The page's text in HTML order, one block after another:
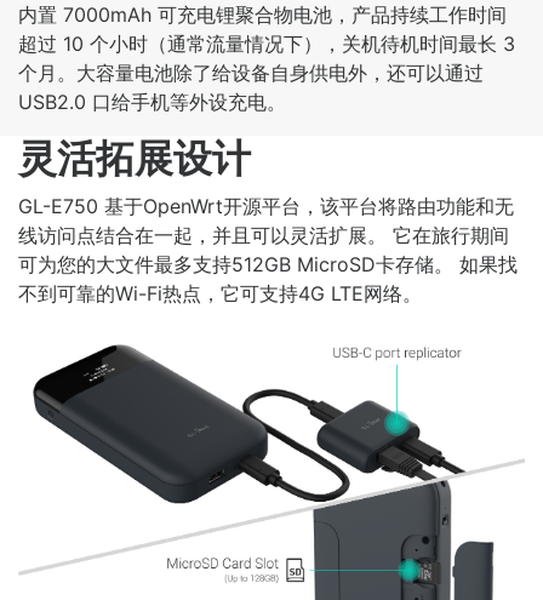
内置 7000mAh 可充电锂聚合物电池，产品持续工作时间
超过 10 个小时（通常流量情况下），关机待机时间最长 3
个月。大容量电池除了给设备自身供电外，还可以通过
USB2.0 口给手机等外设充电。
灵活拓展设计
GL-E750 基于OpenWrt开源平台，该平台将路由功能和无
线访问点结合在一起，并且可以灵活扩展。 它在旅行期间
可为您的大文件最多支持512GB MicroSD卡存储。 如果找
不到可靠的Wi-Fi热点，它可支持4G LTE网络。